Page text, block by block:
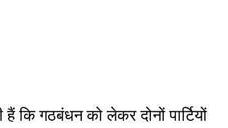
हैं कि गठबंधन को लेकर दोनों पार्टियों